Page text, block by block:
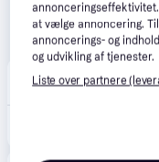
VVS-
at vælge annoncering.
annoncerings- og
og udvikling af tjenester.
Liste over partnere